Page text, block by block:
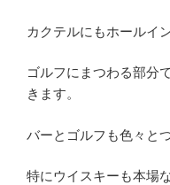
カクテルにもホールイ
ゴルフにまつわる部分
きます。
バーとゴルフも色々と
特にウイスキーも本場